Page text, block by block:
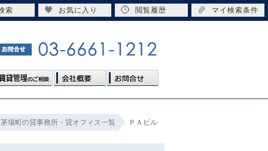
茅場町の貸事務所・貸オフィス一覧 ＰＡビル
索 お気に入り 閲覧履歴 マイ検索条件